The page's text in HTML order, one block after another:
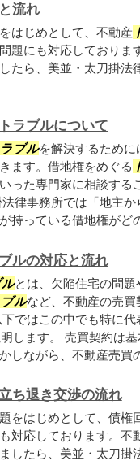
流れ
はじめとして、不動産
題にも対応しておりま
たら、美並・太刀掛法
ラブルについて
ブルを解決するために
ます。借地権をめぐる
った専門家に相談する
律事務所では「地主
持っている借地権がど
ルの対応と流れ
ルとは、欠陥住宅の問
ブルなど、不動産の売買
ではこの中でも特に
します。 売買契約は
しながら、不動産売買
ち退き交渉の流れ
をはじめとして、債権
対応しております。不
したら、美並・太刀掛